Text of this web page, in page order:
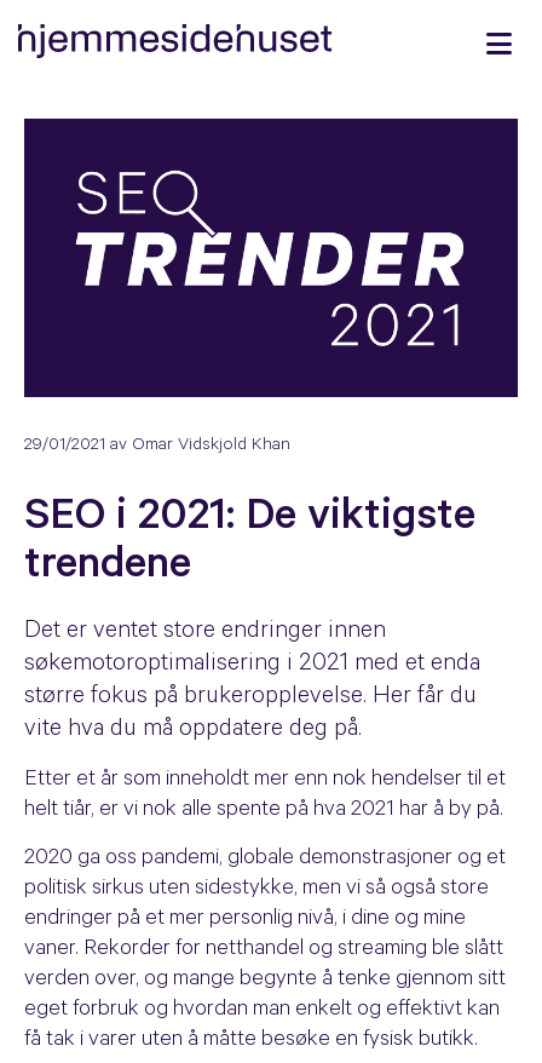
29/01/2021 av Omar Vidskjold Khan
SEO i 2021: De viktigste
trendene
Det er ventet store endringer innen
søkemotoroptimalisering i 2021 med et enda
større fokus på brukeropplevelse. Her får du
vite hva du må oppdatere deg på.
Etter et år som inneholdt mer enn nok hendelser til et
helt tiår, er vi nok alle spente på hva 2021 har å by på.
2020 ga oss pandemi, globale demonstrasjoner og et
politisk sirkus uten sidestykke, men vi så også store
endringer på et mer personlig nivå, i dine og mine
vaner. Rekorder for netthandel og streaming ble slått
verden over, og mange begynte å tenke gjennom sitt
eget forbruk og hvordan man enkelt og effektivt kan
få tak i varer uten å måtte besøke en fysisk butikk.